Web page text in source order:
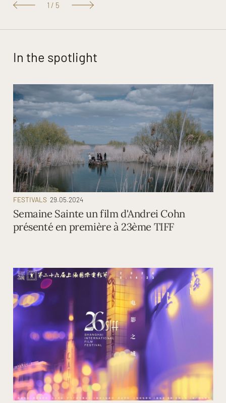
1 / 5
In the spotlight
FESTIVALS 29.05.2024
Semaine Sainte un film d'Andrei Cohn
présenté en première à 23ème TIFF